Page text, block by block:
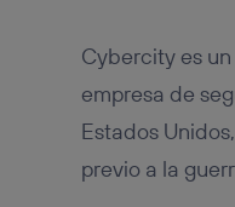
Cybercity es
empresa de
Estados
previo a la